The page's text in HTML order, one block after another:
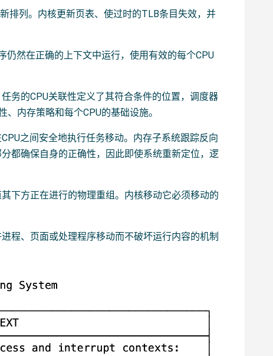
排列。内核更新页表、使过时的TLB条目失效，并
仍然在正确的上下文中运行，使用有效的每个CPU
务的CPU关联性定义了其符合条件的位置，调度器
内存策略和每个CPU的基础设施。
之间安全地执行任务移动。内存子系统跟踪反向
都确保自身的正确性，因此即使系统重新定位，逻
下方正在进行的物理重组。内核移动它必须移动的
程、页面或处理程序移动而不破坏运行内容的机制